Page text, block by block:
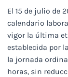
El 15 de julio de
calendario
vigor la última
establecida por
la jornada
horas, sin